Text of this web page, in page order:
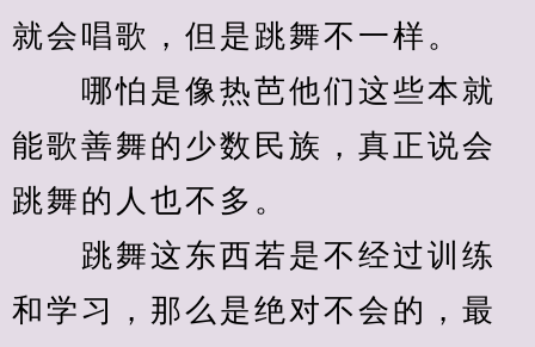
就会唱歌，但是跳舞不一样。
哪怕是像热芭他们这些本就
能歌善舞的少数民族，真正说会
跳舞的人也不多。
跳舞这东西若是不经过训练
和学习，那么是绝对不会的，最